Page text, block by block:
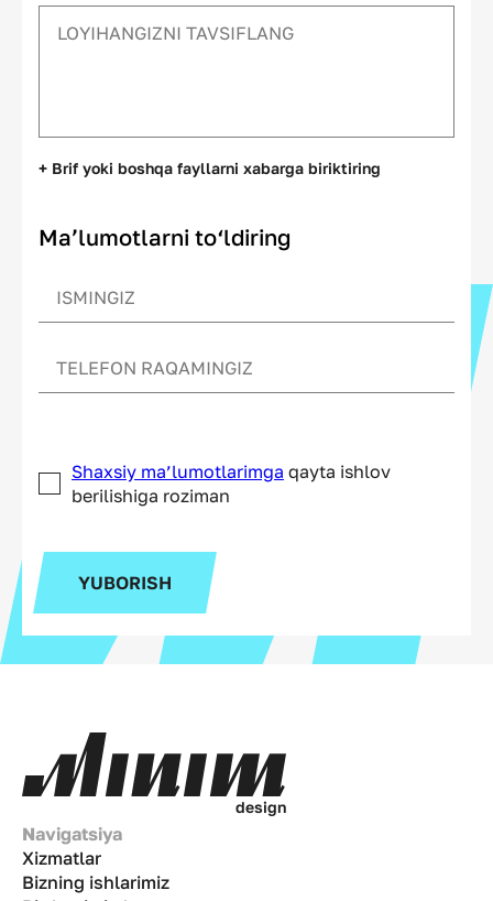
+ Brif yoki boshqa fayllarni xabarga biriktiring
Ma’lumotlarni to‘ldiring
Shaxsiy ma’lumotlarimga qayta ishlov
berilishiga roziman
YUBORISH
design
Navigatsiya
Xizmatlar
Bizning ishlarimiz